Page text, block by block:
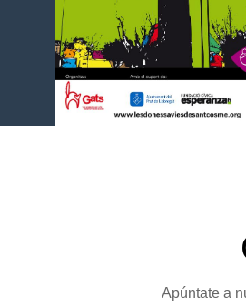
Apúntate a